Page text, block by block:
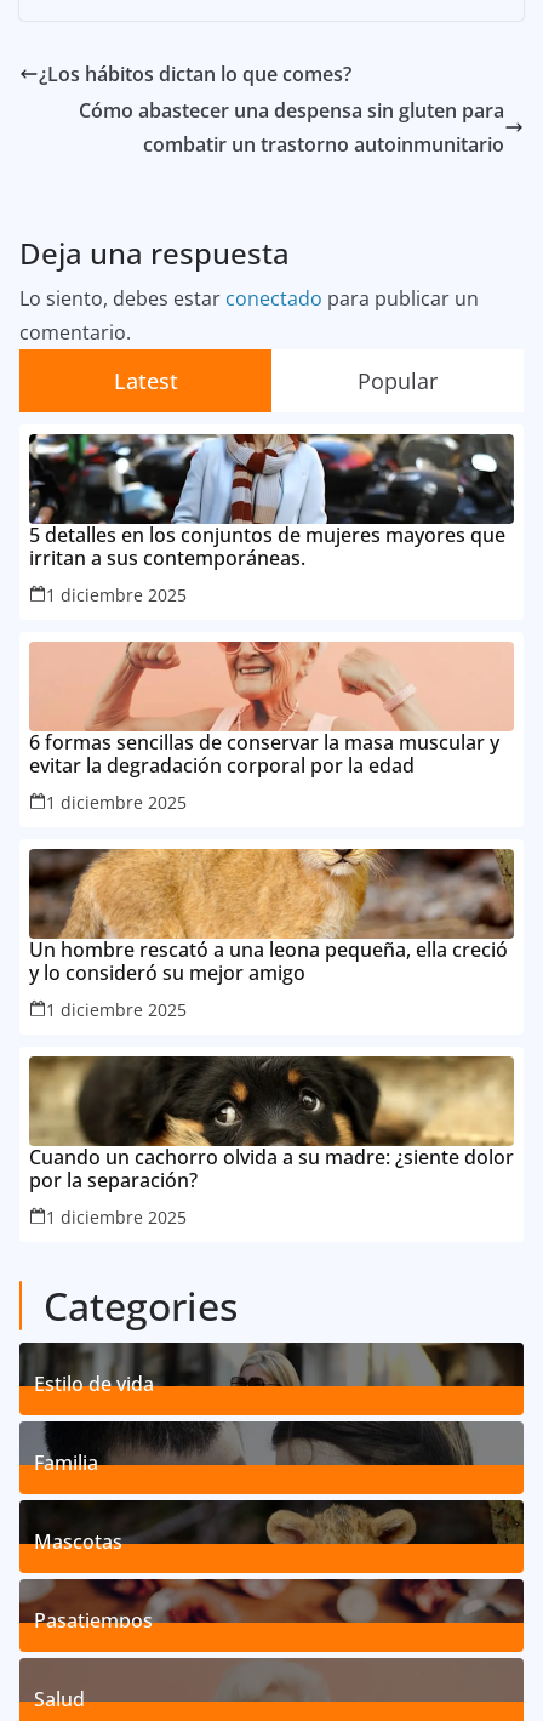
¿Los hábitos dictan lo que comes?
Cómo abastecer una despensa sin gluten para
combatir un trastorno autoinmunitario
Deja una respuesta
Lo siento, debes estar conectado para publicar un
comentario.
Latest Popular
5 detalles en los conjuntos de mujeres mayores que
irritan a sus contemporáneas.
1 diciembre 2025
6 formas sencillas de conservar la masa muscular y
evitar la degradación corporal por la edad
1 diciembre 2025
Un hombre rescató a una leona pequeña, ella creció
y lo consideró su mejor amigo
1 diciembre 2025
Cuando un cachorro olvida a su madre: ¿siente dolor
por la separación?
1 diciembre 2025
Categories
Estilo de vida
192Posts
Familia
527Posts
Mascotas
119Posts
Pasatiempos
39Posts
Salud